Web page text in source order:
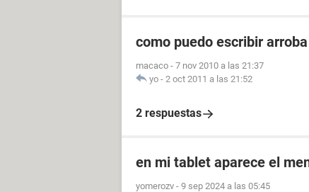
como puedo escribir
macaco - 7 nov 2010 a las 21:37
yo - 2 oct 2011 a las 21:52
2 respuestas
en mi tablet aparece el
yomerozv - 9 sep 2024 a las 05:45